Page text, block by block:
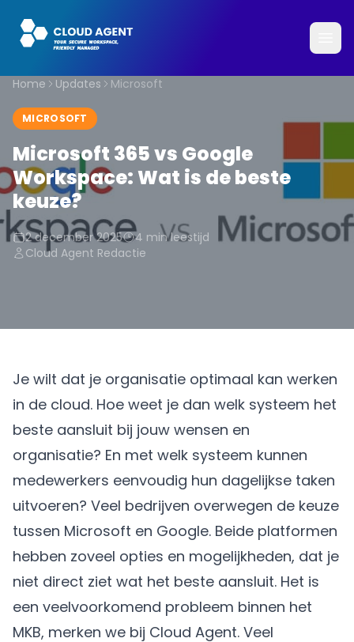
Home Updates Microsoft
MICROSOFT
Microsoft 365 vs Google
Workspace: Wat is de beste
keuze?
2 december 2025 4 min leestijd
Cloud Agent Redactie
Je wilt dat je organisatie optimaal kan werken
in de cloud. Hoe weet je dan welk systeem het
beste aansluit bij jouw wensen en
organisatie? En met welk systeem kunnen
medewerkers eenvoudig hun dagelijkse taken
uitvoeren? Veel bedrijven overwegen de keuze
tussen Microsoft en Google. Beide platformen
hebben zoveel opties en mogelijkheden, dat je
niet direct ziet wat het beste aansluit. Het is
een veelvoorkomend probleem binnen het
MKB, merken we bij Cloud Agent. Veel